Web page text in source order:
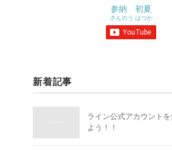
参納 初夏
さんのう はつか
新着記事
ライン公式アカウント
よう！！